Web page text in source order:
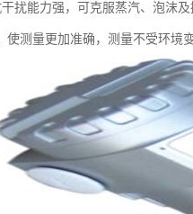
扰能力强，可克服蒸汽、泡沫及
使测量更加准确，测量不受环境